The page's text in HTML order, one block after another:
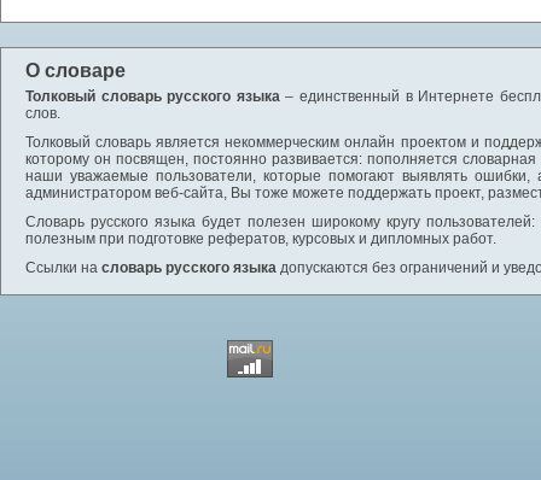
О словаре
Толковый словарь русского языка– единственный в Интернете
слов.
Толковый словарь является некоммерческим онлайн проектом и
которому он посвящен, постоянно развивается: пополняется
наши уважаемые пользователи, которые помогают выявлять
администратором веб-сайта, Вы тоже можете поддержать проект,
Словарь русского языка будет полезен широкому кругу
полезным при подготовке рефератов, курсовых и дипломных работ.
Ссылки на словарь русского языка допускаются без ограничений и